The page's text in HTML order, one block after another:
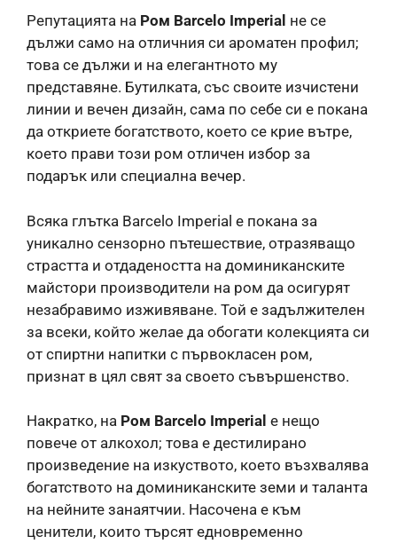
Репутацията на Ром Barcelo Imperial не се
дължи само на отличния си ароматен профил;
това се дължи и на елегантното му
представяне. Бутилката, със своите изчистени
линии и вечен дизайн, сама по себе си е покана
да откриете богатството, което се крие вътре,
което прави този ром отличен избор за
подарък или специална вечер.
Всяка глътка Barcelo Imperial е покана за
уникално сензорно пътешествие, отразяващо
страстта и отдадеността на доминиканските
майстори производители на ром да осигурят
незабравимо изживяване. Той е задължителен
за всеки, който желае да обогати колекцията си
от спиртни напитки с първокласен ром,
признат в цял свят за своето съвършенство.
Накратко, на Ром Barcelo Imperial е нещо
повече от алкохол; това е дестилирано
произведение на изкуството, което възхвалява
богатството на доминиканските земи и таланта
на нейните занаятчии. Насочена е към
ценители, които търсят едновременно